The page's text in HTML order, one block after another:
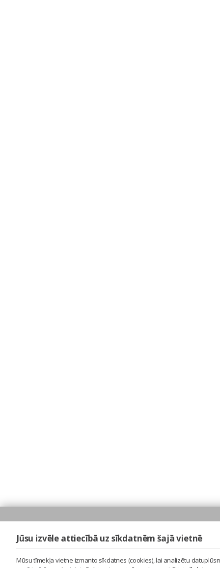
Jūsu izvēle attiecībā uz sīkdatnēm šajā vietnē
Mūsu tīmekļa vietne izmanto sīkdatnes (cookies), lai analizētu